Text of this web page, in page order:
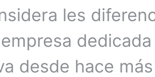
les
desde hace